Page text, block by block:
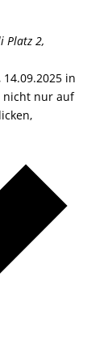
Platz 2,
in
nicht nur auf